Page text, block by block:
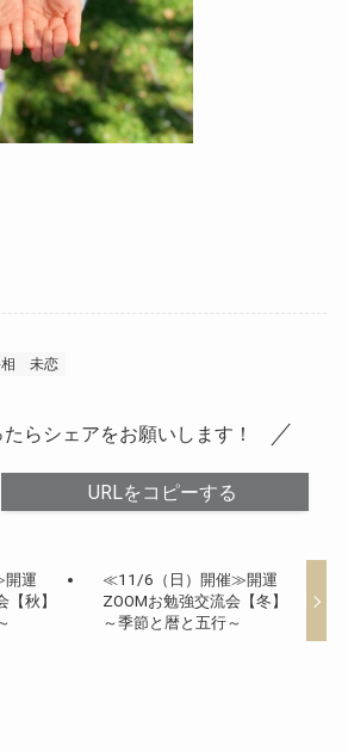
未恋
らシェアをお願いします！
URLをコピーする
運
【秋】
≪11/6（日）開催≫開運
ZOOMお勉強交流会【冬】
～季節と暦と五行～